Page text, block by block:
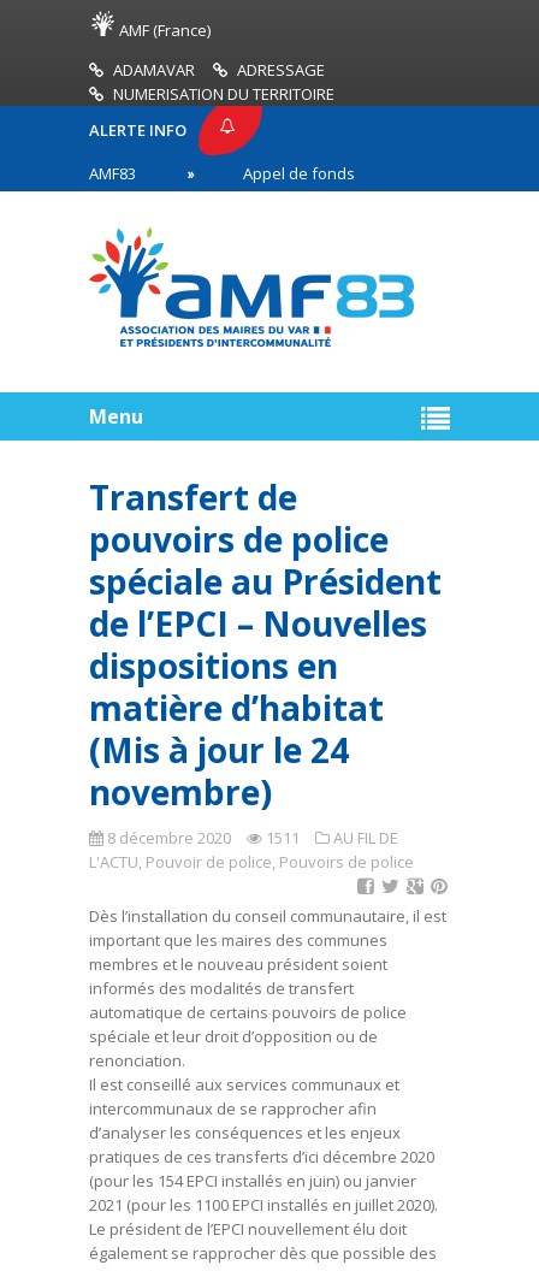
AMF (France)
ADAMAVAR
ADRESSAGE
NUMERISATION DU TERRITOIRE
ALERTE INFO
AMF83
Appel de fonds incendies de forêt
en première ligne
Menu
Transfert de
pouvoirs de police
spéciale au Président
de l’EPCI – Nouvelles
dispositions en
matière d’habitat
(Mis à jour le 24
novembre)
8 décembre 2020 1511
AU FIL DE
L'ACTU, Pouvoir de police, Pouvoirs de police
Dès l’installation du conseil communautaire, il est
important que les maires des communes
membres et le nouveau président soient
informés des modalités de transfert
automatique de certains pouvoirs de police
spéciale et leur droit d’opposition ou de
renonciation.
Il est conseillé aux services communaux et
intercommunaux de se rapprocher afin
d’analyser les conséquences et les enjeux
pratiques de ces transferts d’ici décembre 2020
(pour les 154 EPCI installés en juin) ou janvier
2021 (pour les 1100 EPCI installés en juillet 2020).
Le président de l’EPCI nouvellement élu doit
également se rapprocher dès que possible des